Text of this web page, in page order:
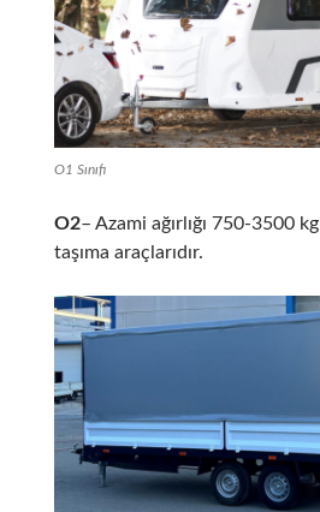
O1 Sınıfı
O2– Azami ağırlığı 750-3500
taşıma araçlarıdır.